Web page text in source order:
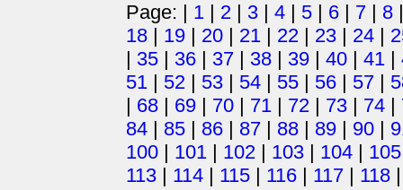
Page: | 1 | 2 | 3 | 4 | 5 | 6 | 7 | 8
18 | 19 | 20 | 21 | 22 | 23 | 24 |
| 35 | 36 | 37 | 38 | 39 | 40 | 41 |
51 | 52 | 53 | 54 | 55 | 56 | 57 |
| 68 | 69 | 70 | 71 | 72 | 73 | 74 |
84 | 85 | 86 | 87 | 88 | 89 | 90 |
100 | 101 | 102 | 103 | 104 | 105
113 | 114 | 115 | 116 | 117 | 118